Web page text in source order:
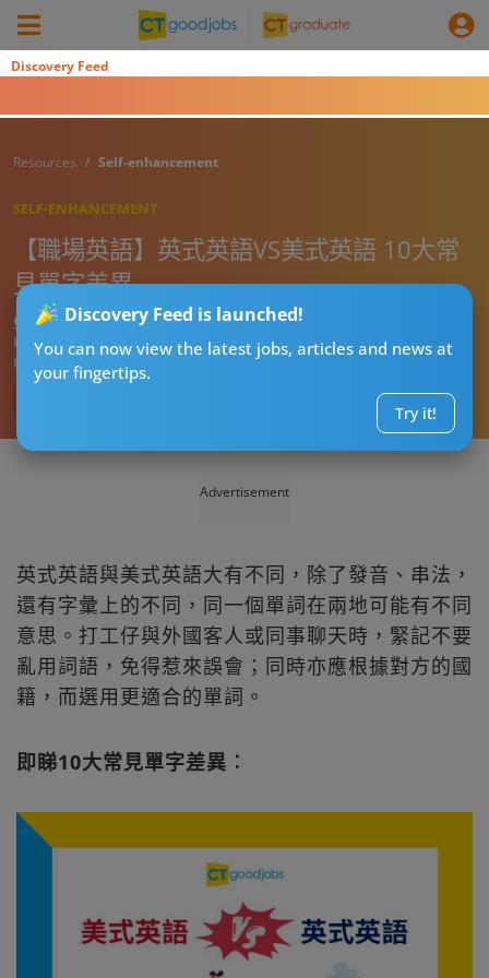
Discovery Feed
Discovery Feed is launched!
You can now view the latest jobs, articles and news at
your fingertips.
Try it!
Resources Self-enhancement
SELF-ENHANCEMENT
【職場英語】英式英語VS美式英語 10大常
見單字差異
CTgoodjobs’ Editor
Published:
2023-02-03
Updated:
2023-06-30 11:11
Advertisement
英式英語與美式英語大有不同，除了發音、串法，
還有字彙上的不同，同一個單詞在兩地可能有不同
意思。打工仔與外國客人或同事聊天時，緊記不要
亂用詞語，免得惹來誤會；同時亦應根據對方的國
籍，而選用更適合的單詞。
即睇10大常見單字差異︰